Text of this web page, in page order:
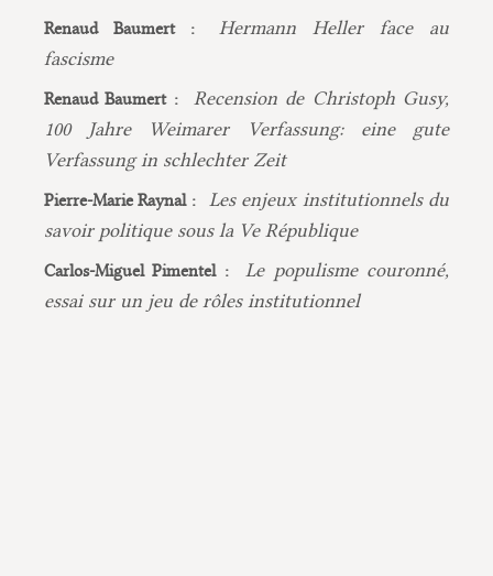
Renaud Baumert :
Hermann Heller face au
fascisme
Renaud Baumert :
Recension de Christoph Gusy,
100 Jahre Weimarer Verfassung: eine gute
Verfassung in schlechter Zeit
Pierre-Marie Raynal :
Les enjeux institutionnels du
savoir politique sous la Ve République
Carlos-Miguel Pimentel :
Le populisme couronné,
essai sur un jeu de rôles institutionnel